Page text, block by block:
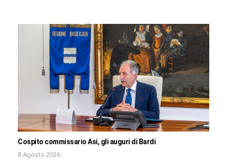
Cospito commissario Asi, gli auguri di Bardi
8 Agosto 2026